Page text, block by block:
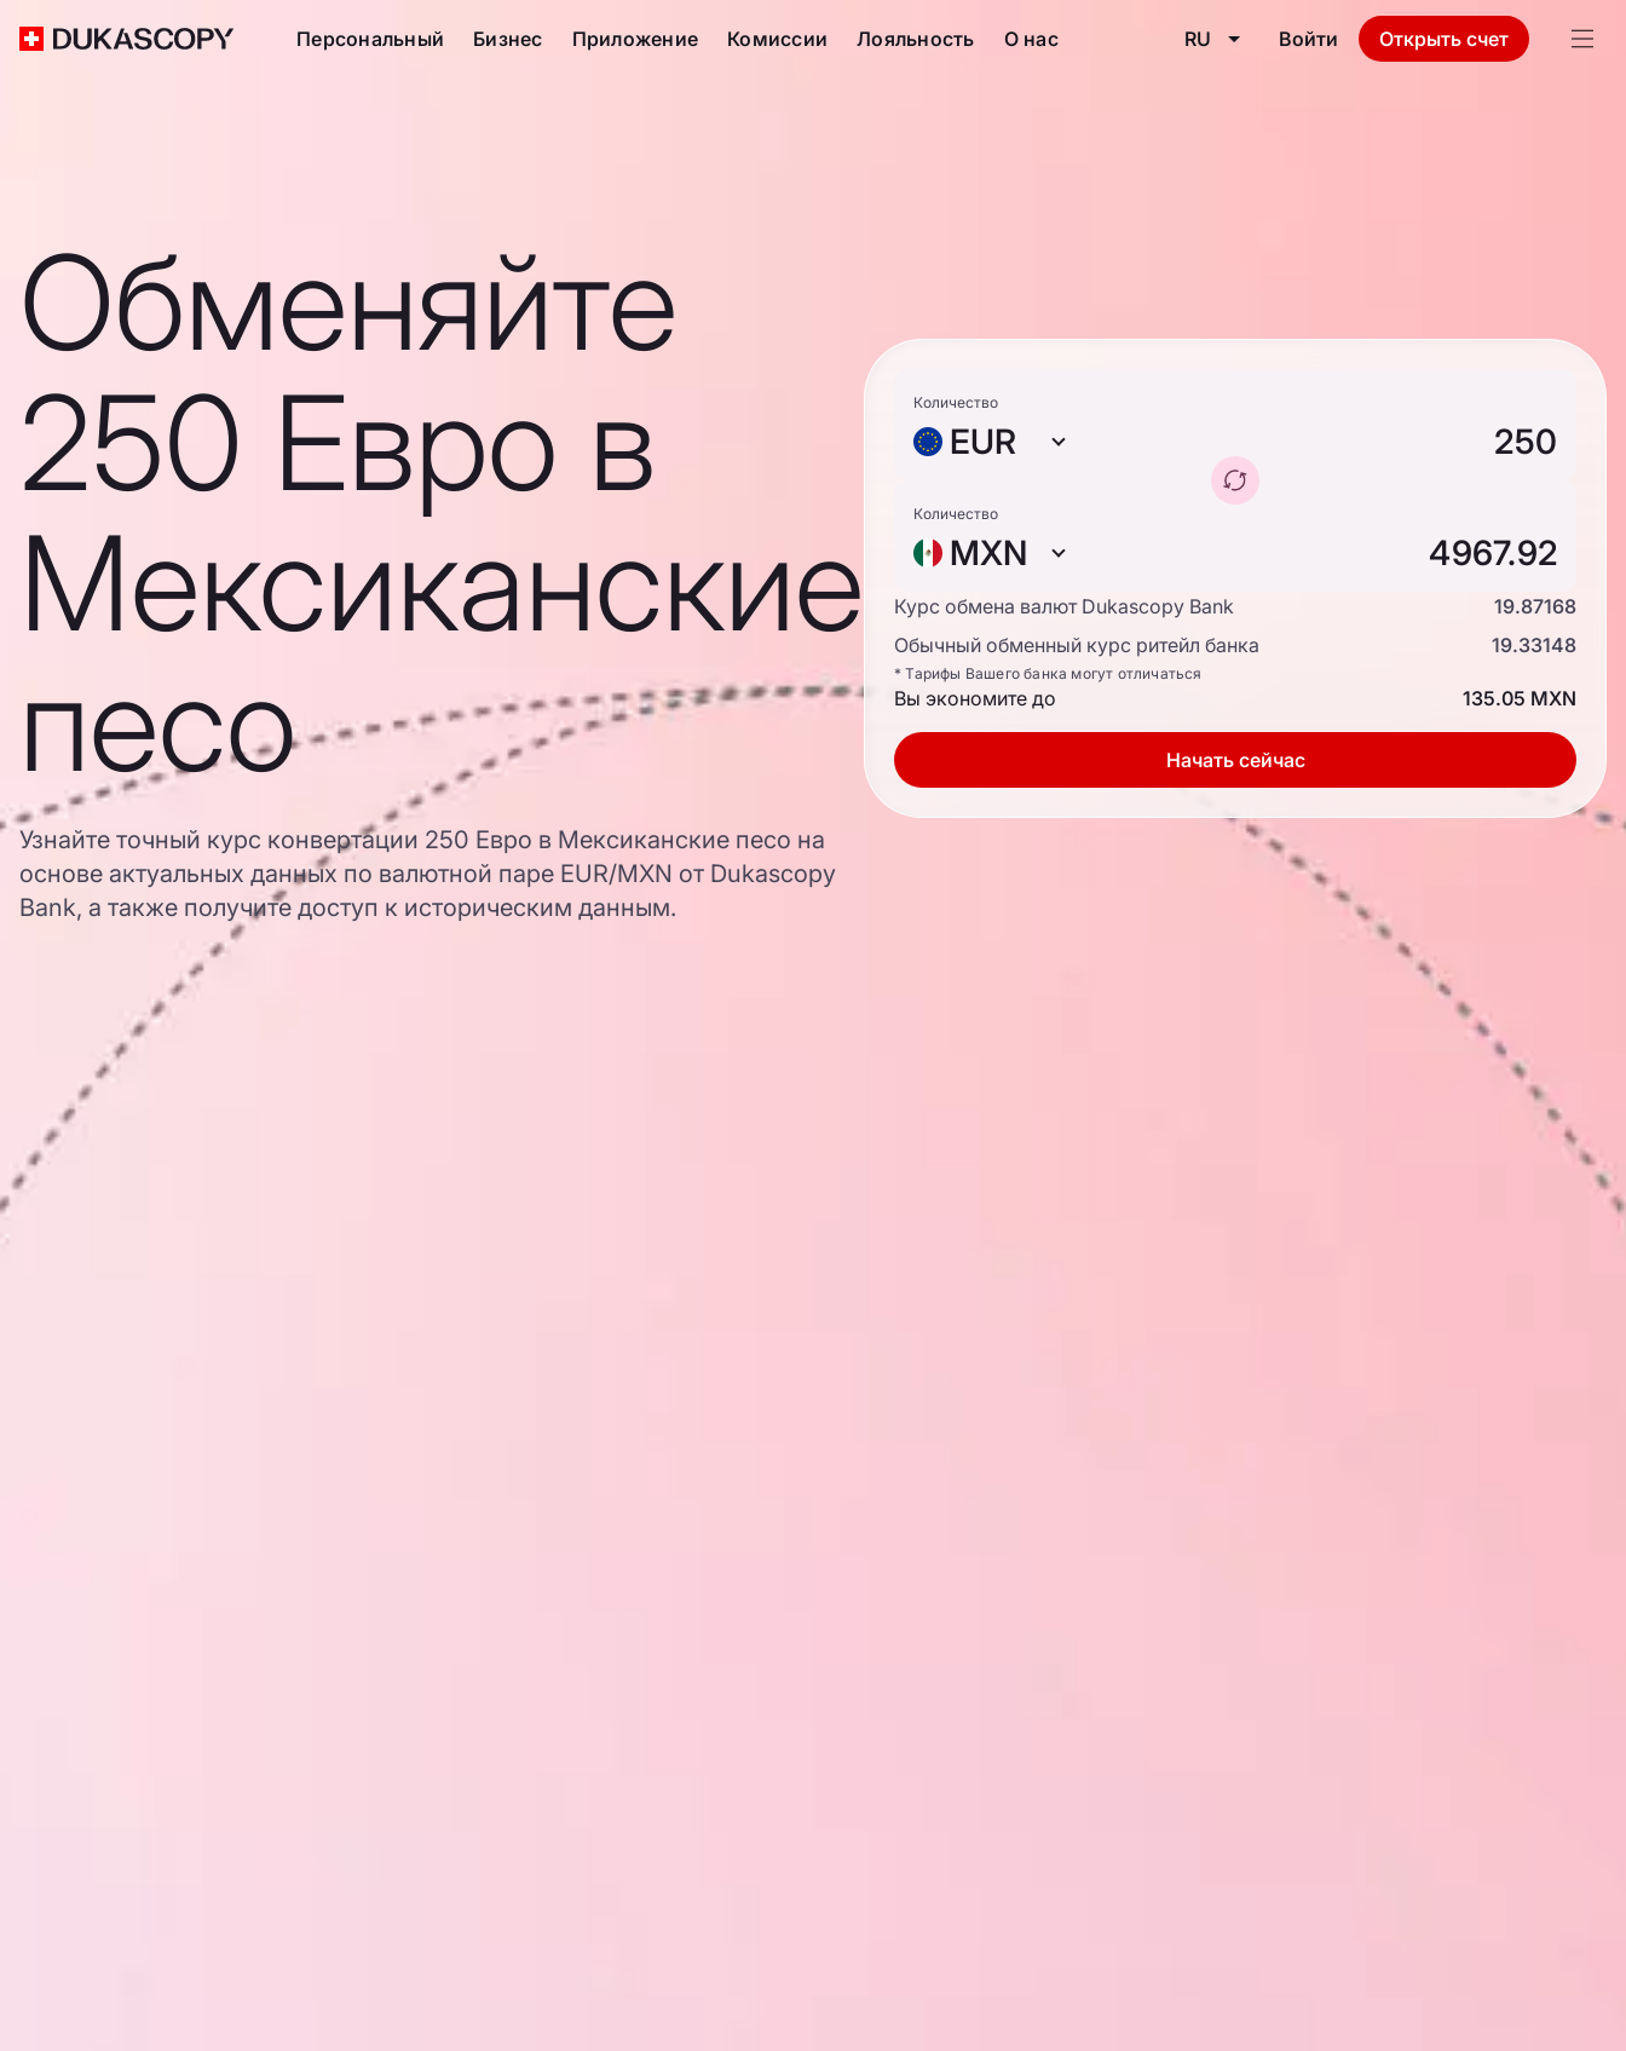
Персональный Бизнес Приложение Комиссии Лояльность О нас RU Войти Открыть счет
Обменяйте
250 Евро в
Мексиканские
песо
Узнайте точный курс конвертации 250 Евро в Мексиканские песо на
основе актуальных данных по валютной паре EUR/MXN от Dukascopy
Bank, а также получите доступ к историческим данным.
Количество
EUR
Количество
MXN
Курс обмена валют Dukascopy Bank
19.87168
Обычный обменный курс ритейл банка
19.33148
* Тарифы Вашего банка могут отличаться
Вы экономите до 135.05 MXN
Начать сейчас